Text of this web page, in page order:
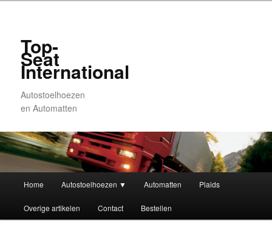
Top-
Seat
International
Autostoelhoezen
en Automatten
Spring
naar
Spring
naar
Home Autostoelhoezen ▼ Automatten Plaids
Overige artikelen Contact Bestellen